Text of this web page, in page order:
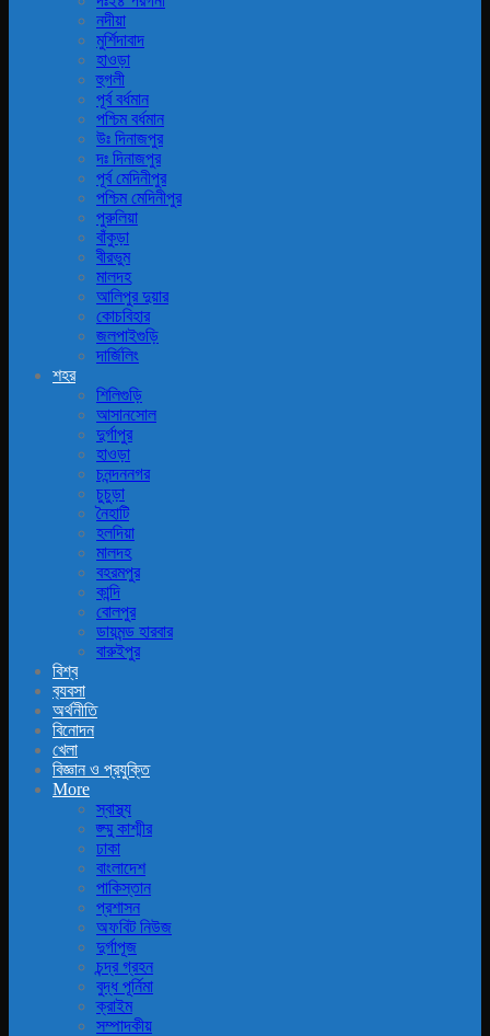
নদীয়া
মুর্শিদাবাদ
হাওড়া
হুগলী
পূর্ব বর্ধমান
পশ্চিম বর্ধমান
উঃ দিনাজপুর
দঃ দিনাজপুর
পূর্ব মেদিনীপুর
পশ্চিম মেদিনীপুর
পুরুলিয়া
বাঁকুড়া
বীরভুম
মালদহ
আলিপুর দুয়ার
কোচবিহার
জলপাইগুড়ি
দার্জিলিং
শহর
শিলিগুড়ি
আসানসোল
দুর্গাপুর
হাওড়া
চনন্দননগর
চুচুড়া
নৈহাটি
হলদিয়া
মালদহ
বহরমপুর
কান্দি
বোলপুর
ডায়মন্ড হারবার
বারুইপুর
বিশ্ব
ব‍্যবসা
অর্থনীতি
বিনোদন
খেলা
বিজ্ঞান ও প্রযুক্তি
More
স্বাস্থ্য
জ্ম্মু কাশ্মীর
ঢাকা
বাংলাদেশ
পাকিস্তান
প্রশাসন
অফবিট নিউজ
দুর্গাপূজ
চন্দ্র গ্রহন
বুদ্ধ পূর্নিমা
ক্রাইম
সম্পাদকীয়